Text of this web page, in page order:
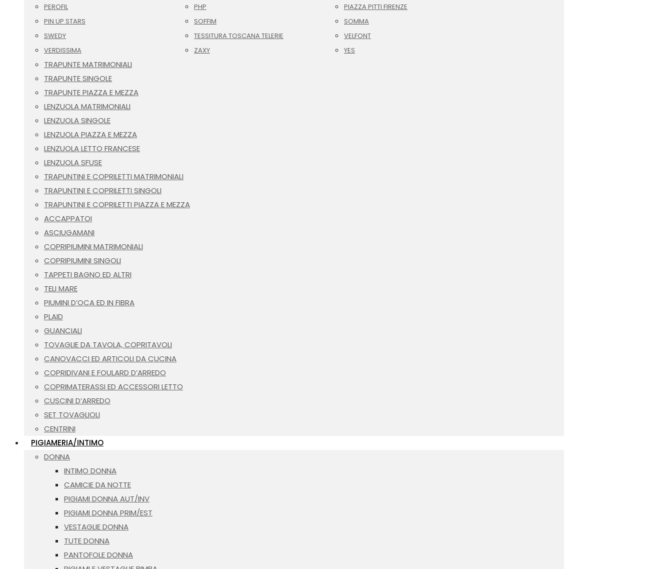
PEROFIL
PHP
PIAZZA PITTI FIRENZE
PIN UP STARS
SOFFIM
SOMMA
SWEDY
TESSITURA TOSCANA TELERIE
VELFONT
VERDISSIMA
ZAXY YES
TRAPUNTE MATRIMONIALI
TRAPUNTE SINGOLE
TRAPUNTE PIAZZA E MEZZA
LENZUOLA MATRIMONIALI
LENZUOLA SINGOLE
LENZUOLA PIAZZA E MEZZA
LENZUOLA LETTO FRANCESE
LENZUOLA SFUSE
TRAPUNTINI E COPRILETTI MATRIMONIALI
TRAPUNTINI E COPRILETTI SINGOLI
TRAPUNTINI E COPRILETTI PIAZZA E MEZZA
ACCAPPATOI
ASCIUGAMANI
COPRIPIUMINI MATRIMONIALI
COPRIPIUMINI SINGOLI
TAPPETI BAGNO ED ALTRI
TELI MARE
PIUMINI D’OCA ED IN FIBRA
PLAID
GUANCIALI
TOVAGLIE DA TAVOLA, COPRITAVOLI
CANOVACCI ED ARTICOLI DA CUCINA
COPRIDIVANI E FOULARD D’ARREDO
COPRIMATERASSI ED ACCESSORI LETTO
CUSCINI D’ARREDO
SET TOVAGLIOLI
CENTRINI
PIGIAMERIA/INTIMO
DONNA
INTIMO DONNA
CAMICIE DA NOTTE
PIGIAMI DONNA AUT/INV
PIGIAMI DONNA PRIM/EST
VESTAGLIE DONNA
TUTE DONNA
PANTOFOLE DONNA